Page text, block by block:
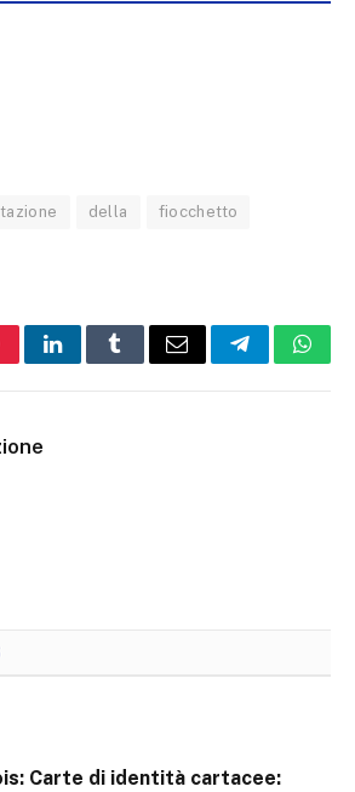
della fiocchetto
LinkedInTumblrEmail Telegram
Carte di identità cartacee: